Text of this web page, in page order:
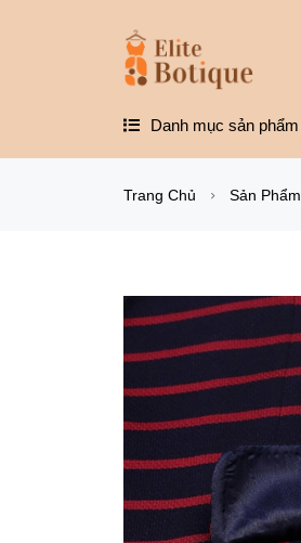
Danh mục sản phẩm
Trang Chủ Sản Phẩm